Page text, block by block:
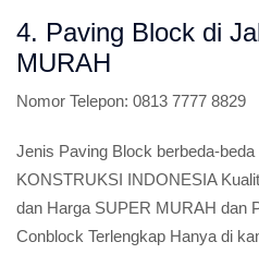
4. Paving Block di
MURAH
Nomor Telepon: 0813 7777 8829
Jenis Paving Block berbeda-
KONSTRUKSI INDONESIA
dan Harga SUPER MURAH dan
Conblock Terlengkap Hanya di